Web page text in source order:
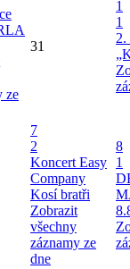
ze
31
1
1
2.
7
2
Koncert Easy
Company
Kosí bratři
Zobrazit
všechny
záznamy ze
dne
8
1